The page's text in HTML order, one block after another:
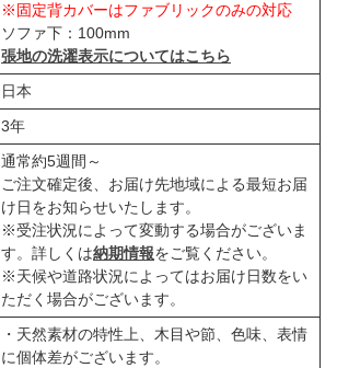
※固定背カバーはファブリックのみの対応
ソファ下：100mm
張地の洗濯表示についてはこちら
日本
3年
通常約5週間～
ご注文確定後、お届け先地域による最短お届
け日をお知らせいたします。
※受注状況によって変動する場合がございま
す。詳しくは納期情報をご覧ください。
※天候や道路状況によってはお届け日数をい
ただく場合がございます。
・天然素材の特性上、木目や節、色味、表情
に個体差がございます。